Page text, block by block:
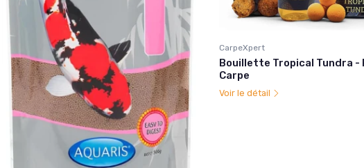
CarpeXpert
Bouillette Tropical Tundra -
Carpe
Voir le détail